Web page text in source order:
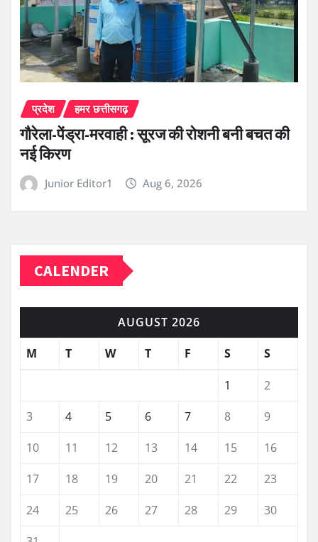
प्रदेश हमर छत्तीसगढ़
गौरेला-पेंड्रा-मरवाही : सूरज की रोशनी बनी बचत की
नई किरण
Junior Editor1 Aug 6, 2026
CALENDER
AUGUST 2026
M
T W T F S S
1
2
3
4 5 6 7 8
9
10
11 12 13 14 15
16
17
18 19 20 21 22
23
24
25 26 27 28 29
30